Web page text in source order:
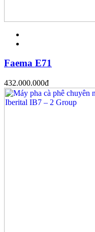
Faema E71
432.000.000đ